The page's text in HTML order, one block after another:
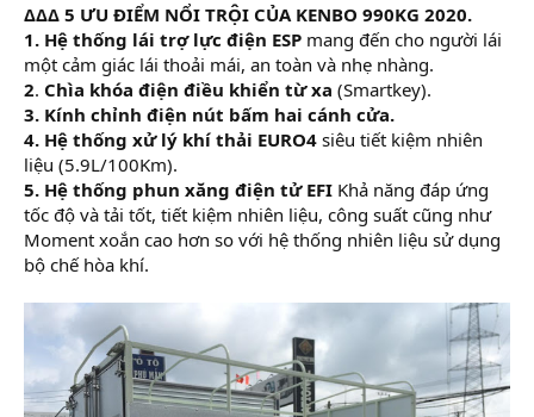
ΔΔΔ 5 ƯU ĐIỂM NỔI TRỘI CỦA KENBO 990KG 2020.
1. Hệ thống lái trợ lực điện ESP mang đến cho người lái
một cảm giác lái thoải mái, an toàn và nhẹ nhàng.
2. Chìa khóa điện điều khiển từ xa (Smartkey).
3. Kính chỉnh điện nút bấm hai cánh cửa.
4. Hệ thống xử lý khí thải EURO4 siêu tiết kiệm nhiên
liệu (5.9L/100Km).
5. Hệ thống phun xăng điện tử EFI Khả năng đáp ứng
tốc độ và tải tốt, tiết kiệm nhiên liệu, công suất cũng như
Moment xoắn cao hơn so với hệ thống nhiên liệu sử dụng
bộ chế hòa khí.